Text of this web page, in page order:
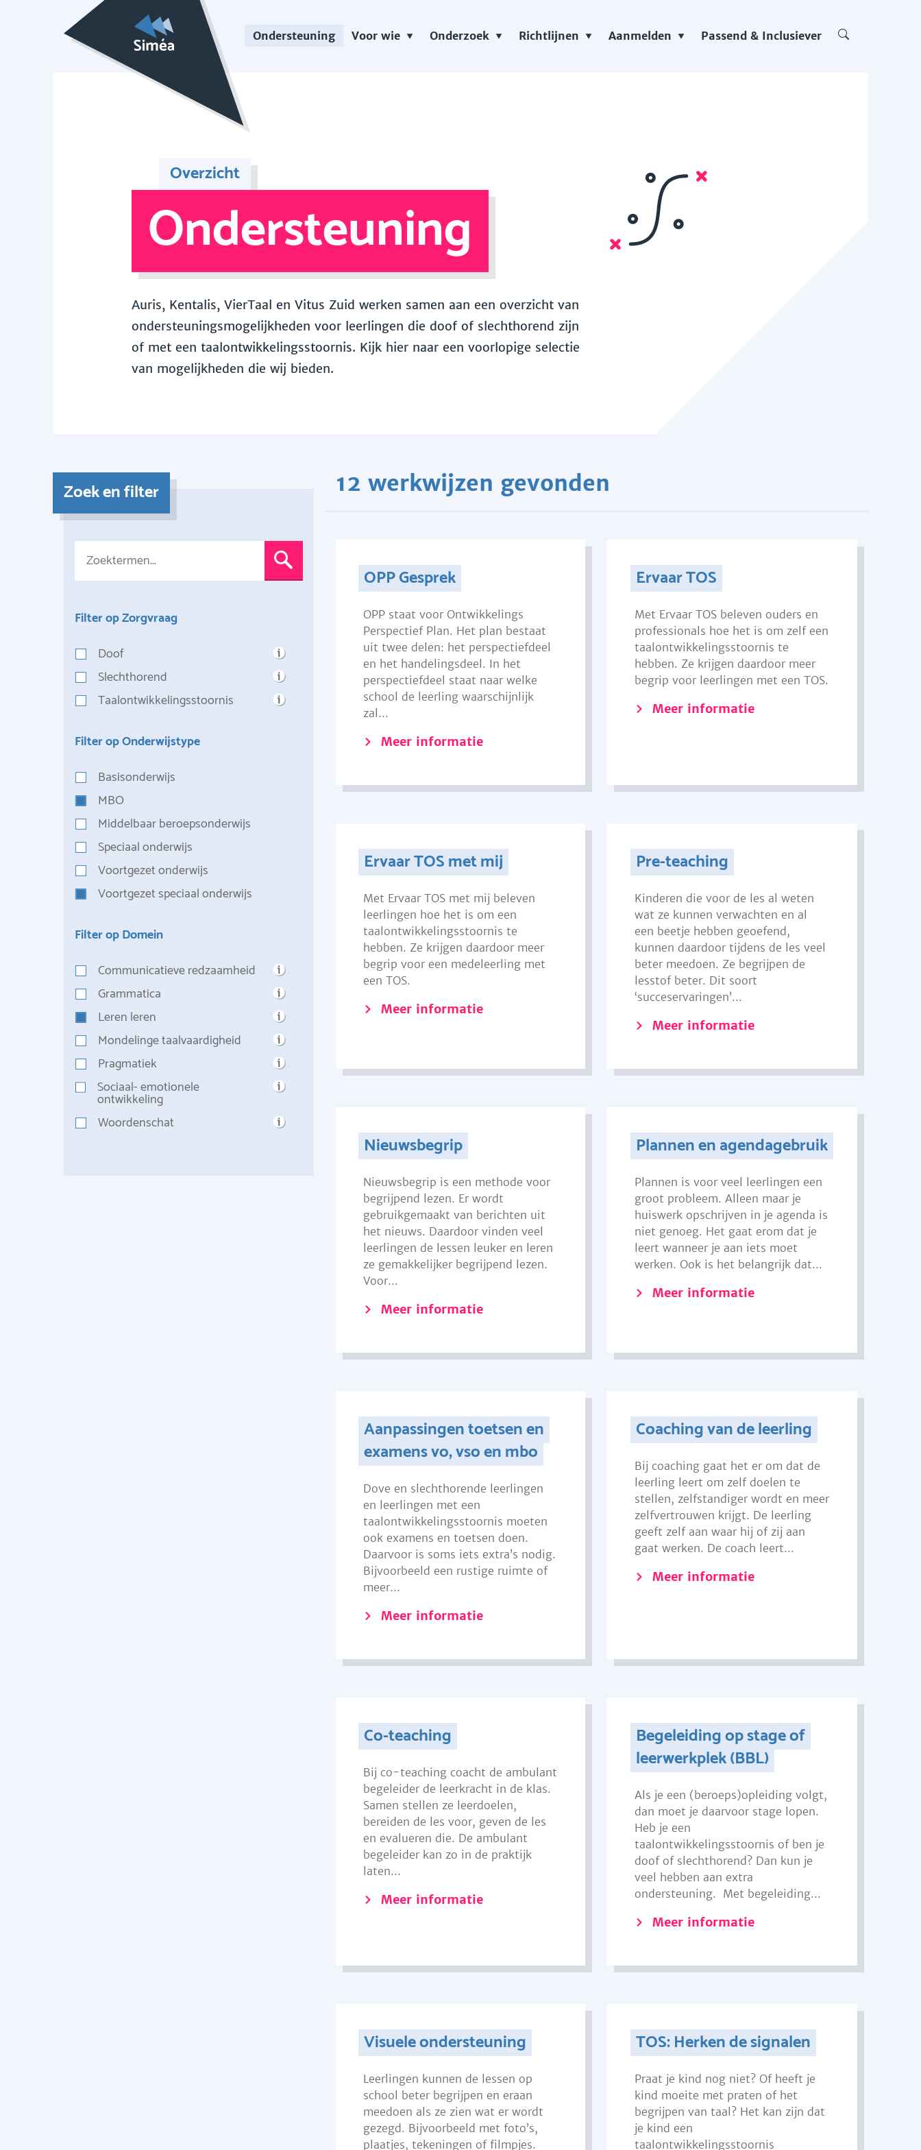
Ondersteuning Voor wie Onderzoek Richtlijnen Aanmelden Passend & Inclusiever
Overzicht
Ondersteuning
Auris, Kentalis, VierTaal en Vitus Zuid werken samen aan een overzicht van
ondersteuningsmogelijkheden voor leerlingen die doof of slechthorend zijn
of met een taalontwikkelingsstoornis. Kijk hier naar een voorlopige selectie
van mogelijkheden die wij bieden.
Zoek en filter
Filter op Zorgvraag
Doof
Slechthorend
Taalontwikkelingsstoornis
Filter op Onderwijstype
Basisonderwijs
MBO
Middelbaar beroepsonderwijs
Speciaal onderwijs
Voortgezet onderwijs
Voortgezet speciaal onderwijs
Filter op Domein
Communicatieve redzaamheid
Grammatica
Leren leren
Mondelinge taalvaardigheid
Pragmatiek
Sociaal- emotionele
ontwikkeling
Woordenschat
12 werkwijzen gevonden
OPP Gesprek
OPP staat voor Ontwikkelings
Perspectief Plan. Het plan bestaat
uit twee delen: het perspectiefdeel
en het handelingsdeel. In het
perspectiefdeel staat naar welke
school de leerling waarschijnlijk
zal...
Meer informatie
Ervaar TOS
Met Ervaar TOS beleven ouders en
professionals hoe het is om zelf een
taalontwikkelingsstoornis te
hebben. Ze krijgen daardoor meer
begrip voor leerlingen met een TOS.
Meer informatie
Ervaar TOS met mij
Met Ervaar TOS met mij beleven
leerlingen hoe het is om een
taalontwikkelingsstoornis te
hebben. Ze krijgen daardoor meer
begrip voor een medeleerling met
een TOS.
Meer informatie
Pre-teaching
Kinderen die voor de les al weten
wat ze kunnen verwachten en al
een beetje hebben geoefend,
kunnen daardoor tijdens de les veel
beter meedoen. Ze begrijpen de
lesstof beter. Dit soort
‘succeservaringen’...
Meer informatie
Nieuwsbegrip
Nieuwsbegrip is een methode voor
begrijpend lezen. Er wordt
gebruikgemaakt van berichten uit
het nieuws. Daardoor vinden veel
leerlingen de lessen leuker en leren
ze gemakkelijker begrijpend lezen.
Voor...
Meer informatie
Plannen en agendagebruik
Plannen is voor veel leerlingen een
groot probleem. Alleen maar je
huiswerk opschrijven in je agenda is
niet genoeg. Het gaat erom dat je
leert wanneer je aan iets moet
werken. Ook is het belangrijk dat...
Meer informatie
Aanpassingen toetsen en
examens vo, vso en mbo
Dove en slechthorende leerlingen
en leerlingen met een
taalontwikkelingsstoornis moeten
ook examens en toetsen doen.
Daarvoor is soms iets extra’s nodig.
Bijvoorbeeld een rustige ruimte of
meer...
Meer informatie
Coaching van de leerling
Bij coaching gaat het er om dat de
leerling leert om zelf doelen te
stellen, zelfstandiger wordt en meer
zelfvertrouwen krijgt. De leerling
geeft zelf aan waar hij of zij aan
gaat werken. De coach leert...
Meer informatie
Co-teaching
Bij co-teaching coacht de ambulant
begeleider de leerkracht in de klas.
Samen stellen ze leerdoelen,
bereiden de les voor, geven de les
en evalueren die. De ambulant
begeleider kan zo in de praktijk
laten...
Meer informatie
Begeleiding op stage of
leerwerkplek (BBL)
Als je een (beroeps)opleiding volgt,
dan moet je daarvoor stage lopen.
Heb je een
taalontwikkelingsstoornis of ben je
doof of slechthorend? Dan kun je
veel hebben aan extra
ondersteuning. Met begeleiding...
Meer informatie
Visuele ondersteuning
Leerlingen kunnen de lessen op
school beter begrijpen en eraan
meedoen als ze zien wat er wordt
gezegd. Bijvoorbeeld met foto’s,
plaatjes, tekeningen of filmpjes.
TOS: Herken de signalen
Praat je kind nog niet? Of heeft je
kind moeite met praten of het
begrijpen van taal? Het kan zijn dat
je kind een
taalontwikkelingsstoornis